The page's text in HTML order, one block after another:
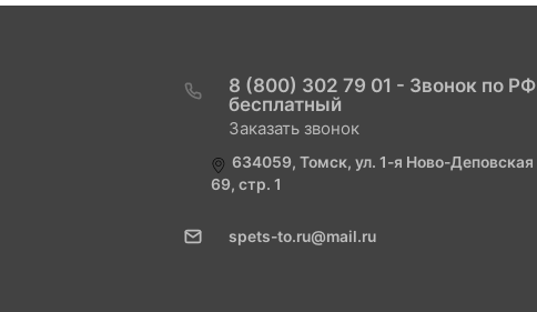
8 (800) 302 79 01 - Звонок по РФ
бесплатный
Заказать звонок
634059, Томск, ул. 1-я Ново-Деповская
69, стр. 1
spets-to.ru@mail.ru